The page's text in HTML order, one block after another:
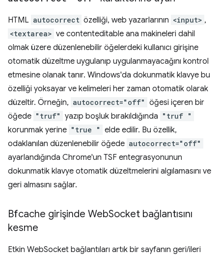
HTML autocorrect özelliği, web yazarlarının <input> ,
<textarea> ve contenteditable ana makineleri dahil
olmak üzere düzenlenebilir öğelerdeki kullanıcı girişine
otomatik düzeltme uygulanıp uygulanmayacağını kontrol
etmesine olanak tanır. Windows'da dokunmatik klavye bu
özelliği yoksayar ve kelimeleri her zaman otomatik olarak
düzeltir. Örneğin, autocorrect="off" öğesi içeren bir
öğede "truf" yazıp boşluk bırakıldığında "truf "
korunmak yerine "true " elde edilir. Bu özellik,
odaklanılan düzenlenebilir öğede autocorrect="off"
ayarlandığında Chrome'un TSF entegrasyonunun
dokunmatik klavye otomatik düzeltmelerini algılamasını ve
geri almasını sağlar.
Bfcache girişinde WebSocket bağlantısını
kesme
Etkin WebSocket bağlantıları artık bir sayfanın geri/ileri